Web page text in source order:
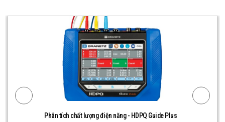
Phân tích chất lượng điện năng - HDPQ Guide Plus